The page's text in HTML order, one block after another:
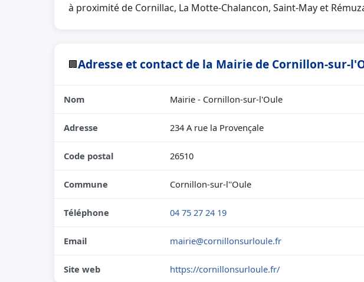
à proximité de Cornillac, La Motte-Chalancon, Saint-May et
🏢Adresse et contact de la Mairie de Cornillon-sur-
Nom Mairie - Cornillon-sur-l'Oule
Adresse 234 A rue la Provençale
Code postal 26510
Commune Cornillon-sur-l''Oule
Téléphone 04 75 27 24 19
Email mairie@cornillonsurloule.fr
Site web https://cornillonsurloule.fr/